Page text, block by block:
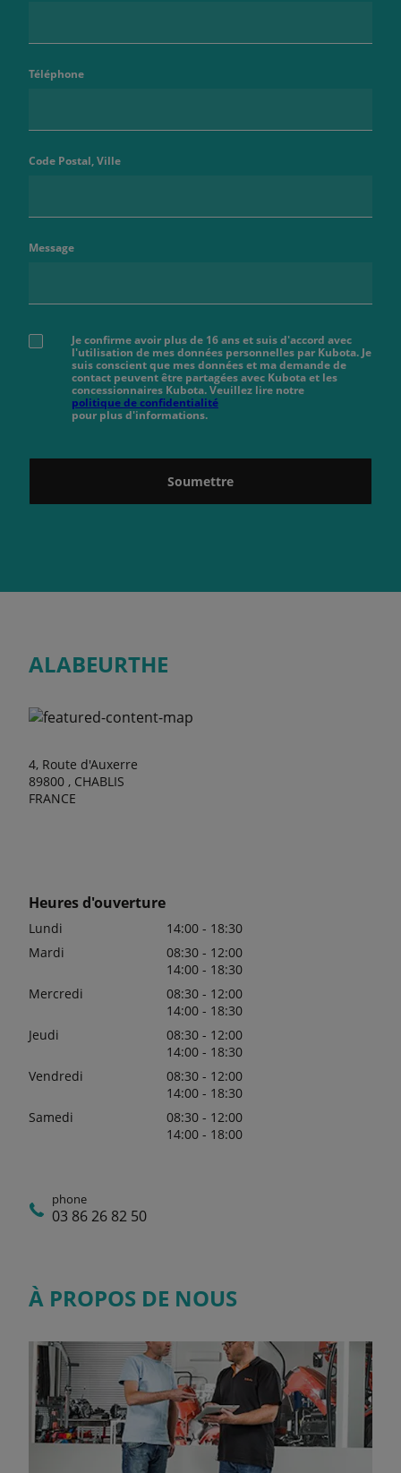
Téléphone
Code Postal, Ville
Message
Je confirme avoir plus de 16 ans et suis d'accord avec
l'utilisation de mes données personnelles par Kubota. Je
suis conscient que mes données et ma demande de
contact peuvent être partagées avec Kubota et les
concessionnaires Kubota. Veuillez lire notre
politique de confidentialité
pour plus d'informations.
Soumettre
ALABEURTHE
4, Route d'Auxerre
89800 , CHABLIS
FRANCE
Heures d'ouverture
Lundi
14:00 - 18:30
Mardi
08:30 - 12:00
14:00 - 18:30
Mercredi
08:30 - 12:00
14:00 - 18:30
Jeudi
08:30 - 12:00
14:00 - 18:30
Vendredi
08:30 - 12:00
14:00 - 18:30
Samedi
08:30 - 12:00
14:00 - 18:00
phone
03 86 26 82 50
À PROPOS DE NOUS